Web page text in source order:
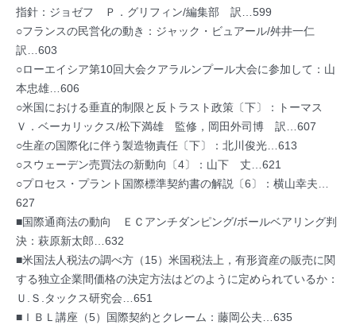
指針：ジョゼフ Ｐ．グリフィン/編集部 訳…599
○フランスの民営化の動き：ジャック・ビュアール/舛井一仁
訳…603
○ローエイシア第10回大会クアラルンプール大会に参加して：山
本忠雄…606
○米国における垂直的制限と反トラスト政策〔下〕：トーマス
Ｖ．ベーカリックス/松下満雄 監修，岡田外司博 訳…607
○生産の国際化に伴う製造物責任〔下〕：北川俊光…613
○スウェーデン売買法の新動向〔4〕：山下 丈…621
○プロセス・プラント国際標準契約書の解説〔6〕：横山幸夫…
627
■国際通商法の動向 ＥＣアンチダンピング/ボールベアリング判
決：萩原新太郎…632
■米国法人税法の調べ方（15）米国税法上，有形資産の販売に関
する独立企業間価格の決定方法はどのように定められているか：
Ｕ.Ｓ.タックス研究会…651
■ＩＢＬ講座（5）国際契約とクレーム：藤岡公夫…635